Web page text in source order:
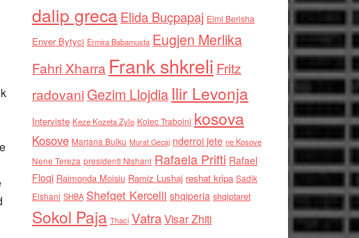
dalip grecaElida Buçpapaj Elmi Berisha
Enver Bytyci Ermira Babamusta Eugjen Merlika
Fahri Xharra Frank shkreli Fritz
radovaniGezim Llojdia Ilir Levonja
Interviste Keze Kozeta Zylo Kolec Traboini kosova
Kosove Marjana Bulku Murat Gecaj nderroi jete ne Kosove
Nene Tereza presidenti Nishani Rafaela Prifti Rafael
Floqi Raimonda Moisiu Ramiz Lushaj reshat kripa Sadik
Elshani SHBA Shefqet Kercelli shqiperia shqiptaret
Sokol Paja Thaci VatraVisar Zhiti